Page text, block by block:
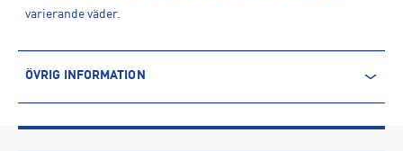
varierande väder.
ÖVRIG INFORMATION
Produktnummer: 1616792